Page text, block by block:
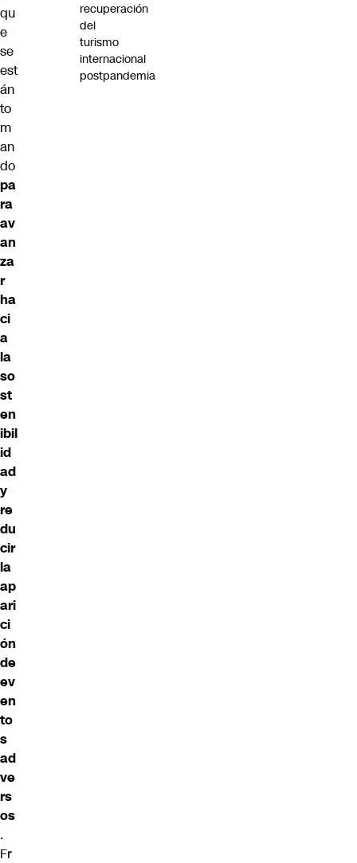
qu
e
se
est
án
to
m
an
do
pa
ra
av
an
za
r
ha
ci
a
la
so
st
en
ibil
id
ad
y
re
du
cir
la
ap
ari
ci
ón
de
ev
en
to
s
ad
ve
rs
os
.
Fr
recuperación
del
turismo
internacional
postpandemia